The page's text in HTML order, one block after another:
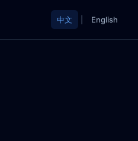
中文 English